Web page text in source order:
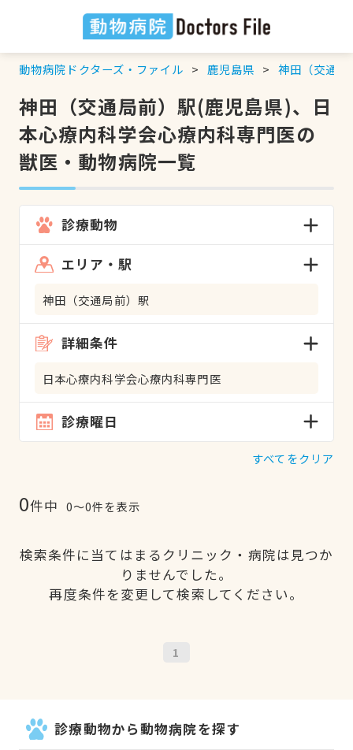
動物病院ドクターズ・ファイル 鹿児島県 神田（交通局
神田（交通局前）駅(鹿児島県)、日
本心療内科学会心療内科専門医の
獣医・動物病院一覧
診療動物
エリア・駅
神田（交通局前）駅
詳細条件
日本心療内科学会心療内科専門医
診療曜日
すべてをクリア
0件中 0〜0件を表示
検索条件に当てはまるクリニック・病院は見つか
りませんでした。
再度条件を変更して検索してください。
1
診療動物から動物病院を探す